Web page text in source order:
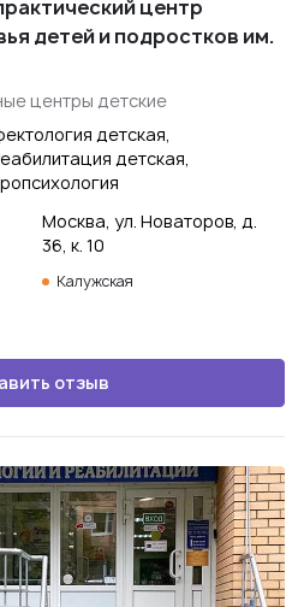
центр
детей и подростков им.
центры детские
детская,
детская,
Москва, ул. Новаторов, д.
36, к. 10
Калужская
отзыв